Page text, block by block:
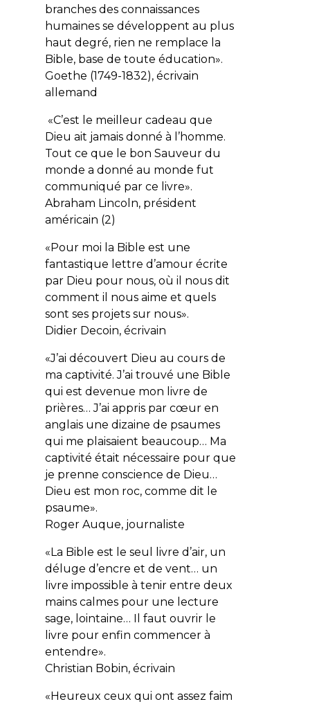
branches des connaissances
humaines se développent au plus
haut degré, rien ne remplace la
Bible, base de toute éducation».
Goethe (1749-1832), écrivain
allemand
«C’est le meilleur cadeau que
Dieu ait jamais donné à l’homme.
Tout ce que le bon Sauveur du
monde a donné au monde fut
communiqué par ce livre».
Abraham Lincoln, président
américain (2)
«Pour moi la Bible est une
fantastique lettre d’amour écrite
par Dieu pour nous, où il nous dit
comment il nous aime et quels
sont ses projets sur nous».
Didier Decoin, écrivain
«J’ai découvert Dieu au cours de
ma captivité. J’ai trouvé une Bible
qui est devenue mon livre de
prières… J’ai appris par cœur en
anglais une dizaine de psaumes
qui me plaisaient beaucoup… Ma
captivité était nécessaire pour que
je prenne conscience de Dieu…
Dieu est mon roc, comme dit le
psaume».
Roger Auque, journaliste
«La Bible est le seul livre d’air, un
déluge d’encre et de vent… un
livre impossible à tenir entre deux
mains calmes pour une lecture
sage, lointaine… Il faut ouvrir le
livre pour enfin commencer à
entendre».
Christian Bobin, écrivain
«Heureux ceux qui ont assez faim